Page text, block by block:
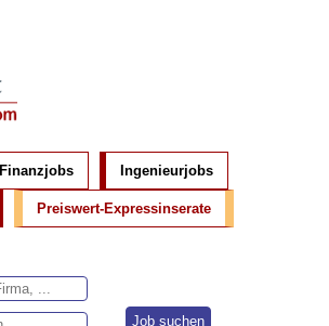
Finanzjobs Ingenieurjobs
Preiswert-Expressinserate